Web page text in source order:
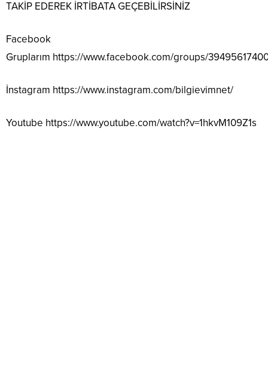
TAKİP EDEREK İRTİBATA GEÇEBİLİRSİNİZ
Facebook
Gruplarım https://www.facebook.com/groups/
İnstagram https://www.instagram.com/bilgievimnet/
Youtube https://www.youtube.com/watch?v=1hkvM109Z1s